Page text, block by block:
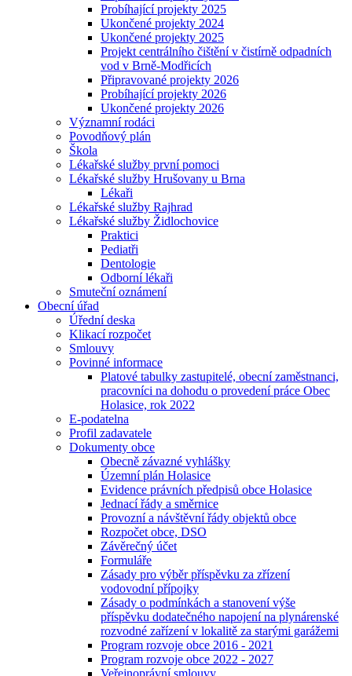
Probíhající projekty 2025
Ukončené projekty 2024
Ukončené projekty 2025
Projekt centrálního čištění v čistírně odpadních
vod v Brně-Modřicích
Připravované projekty 2026
Probíhající projekty 2026
Ukončené projekty 2026
Významní rodáci
Povodňový plán
Škola
Lékařské služby první pomoci
Lékařské služby Hrušovany u Brna
Lékaři
Lékařské služby Rajhrad
Lékařské služby Židlochovice
Praktici
Pediatři
Dentologie
Odborní lékaři
Smuteční oznámení
Obecní úřad
Úřední deska
Klikací rozpočet
Smlouvy
Povinné informace
Platové tabulky zastupitelé, obecní zaměstnanci,
pracovníci na dohodu o provedení práce Obec
Holasice, rok 2022
E-podatelna
Profil zadavatele
Dokumenty obce
Obecně závazné vyhlášky
Územní plán Holasice
Evidence právních předpisů obce Holasice
Jednací řády a směrnice
Provozní a návštěvní řády objektů obce
Rozpočet obce, DSO
Závěrečný účet
Formuláře
Zásady pro výběr příspěvku za zřízení
vodovodní přípojky
Zásady o podmínkách a stanovení výše
příspěvku dodatečného napojení na plynárenské
rozvodné zařízení v lokalitě za starými garážemi
Program rozvoje obce 2016 - 2021
Program rozvoje obce 2022 - 2027
Veřejnoprávní smlouvy